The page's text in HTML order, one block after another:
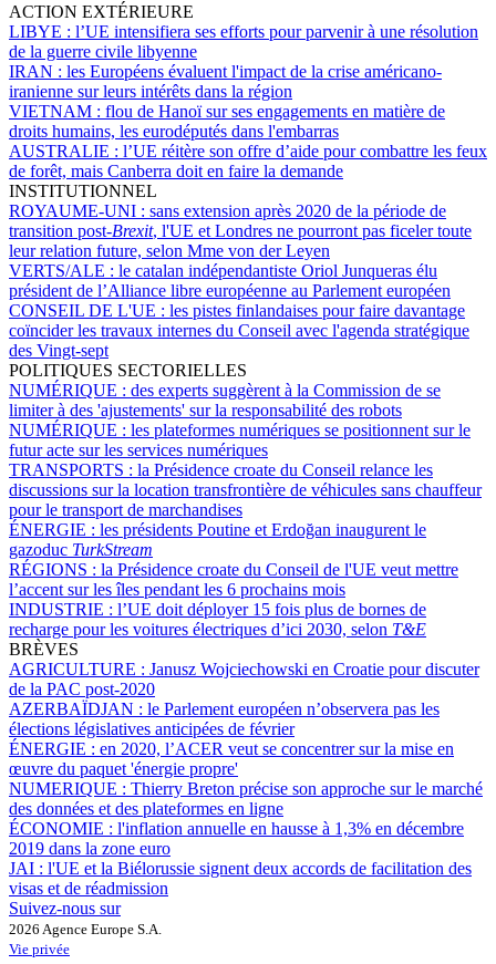
ACTION EXTÉRIEURE
LIBYE : l’UE intensifiera ses efforts pour parvenir à une résolution
de la guerre civile libyenne
IRAN : les Européens évaluent l'impact de la crise américano-
iranienne sur leurs intérêts dans la région
VIETNAM : flou de Hanoï sur ses engagements en matière de
droits humains, les eurodéputés dans l'embarras
AUSTRALIE : l’UE réitère son offre d’aide pour combattre les feux
de forêt, mais Canberra doit en faire la demande
INSTITUTIONNEL
ROYAUME-UNI : sans extension après 2020 de la période de
transition post-Brexit, l'UE et Londres ne pourront pas ficeler toute
leur relation future, selon Mme von der Leyen
VERTS/ALE : le catalan indépendantiste Oriol Junqueras élu
président de l’Alliance libre européenne au Parlement européen
CONSEIL DE L'UE : les pistes finlandaises pour faire davantage
coïncider les travaux internes du Conseil avec l'agenda stratégique
des Vingt-sept
POLITIQUES SECTORIELLES
NUMÉRIQUE : des experts suggèrent à la Commission de se
limiter à des 'ajustements' sur la responsabilité des robots
NUMÉRIQUE : les plateformes numériques se positionnent sur le
futur acte sur les services numériques
TRANSPORTS : la Présidence croate du Conseil relance les
discussions sur la location transfrontière de véhicules sans chauffeur
pour le transport de marchandises
ÉNERGIE : les présidents Poutine et Erdoğan inaugurent le
gazoduc TurkStream
RÉGIONS : la Présidence croate du Conseil de l'UE veut mettre
l’accent sur les îles pendant les 6 prochains mois
INDUSTRIE : l’UE doit déployer 15 fois plus de bornes de
recharge pour les voitures électriques d’ici 2030, selon T&E
BRÈVES
AGRICULTURE : Janusz Wojciechowski en Croatie pour discuter
de la PAC post-2020
AZERBAÏDJAN : le Parlement européen n’observera pas les
élections législatives anticipées de février
ÉNERGIE : en 2020, l’ACER veut se concentrer sur la mise en
œuvre du paquet 'énergie propre'
NUMERIQUE : Thierry Breton précise son approche sur le marché
des données et des plateformes en ligne
ÉCONOMIE : l'inflation annuelle en hausse à 1,3% en décembre
2019 dans la zone euro
JAI : l'UE et la Biélorussie signent deux accords de facilitation des
visas et de réadmission
Suivez-nous sur
2026 Agence Europe S.A.
Vie privée